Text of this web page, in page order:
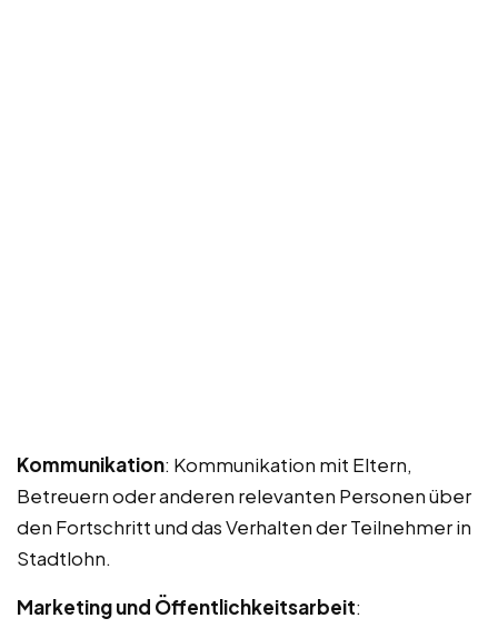
Kommunikation: Kommunikation mit Eltern,
Betreuern oder anderen relevanten Personen über
den Fortschritt und das Verhalten der Teilnehmer in
Stadtlohn.
Marketing und Öffentlichkeitsarbeit: